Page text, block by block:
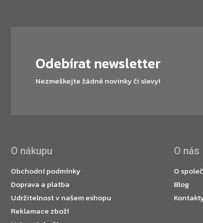
Odebírat newsletter
Nezmeškejte žádné novinky či slevy!
O nákupu
Obchodní podmínky
Doprava a platba
Udržitelnost v našem eshopu
Reklamace zboží
O nás
O
Blog